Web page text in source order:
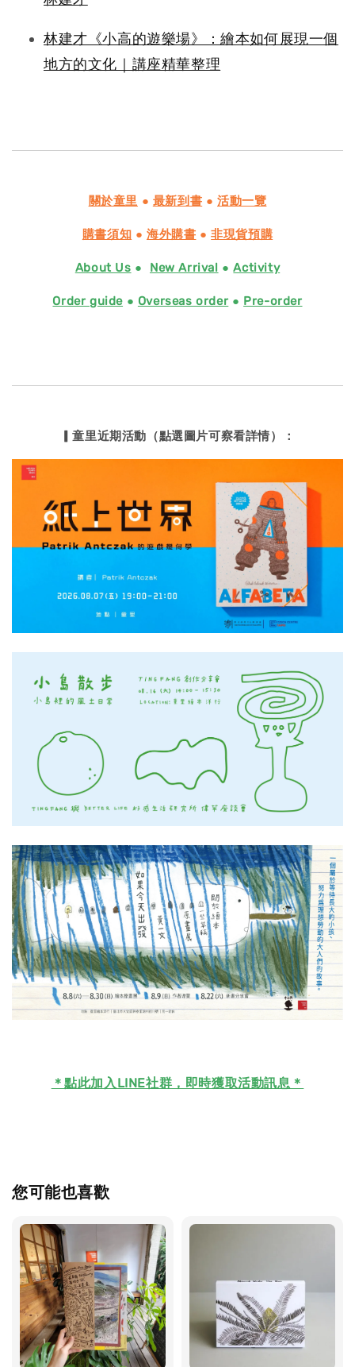
林建才《小高的遊樂場》：繪本如何展現一個
地方的文化｜講座精華整理
關於童里 ● 最新到書 ●活動一覽
購書須知 ● 海外購書 ●非現貨預購
About Us ● New Arrival ●Activity
Order guide ● Overseas order● Pre-order
▎童里近期活動（點選圖片可察看詳情）：
＊點此加入LINE社群，即時獲取活動訊息＊
您可能也喜歡